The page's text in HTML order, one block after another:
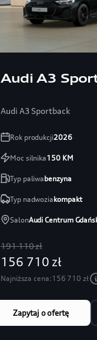
Audi A3
Audi A3 Sportback
Rok produkcji2026
Moc silnika150KM
Typ paliwabenzyna
Typ nadwoziakompakt
SalonAudi Centrum
191 110 zł
156 710 zł
Najniższa cena:156 710 zł
Zapytaj o ofertę